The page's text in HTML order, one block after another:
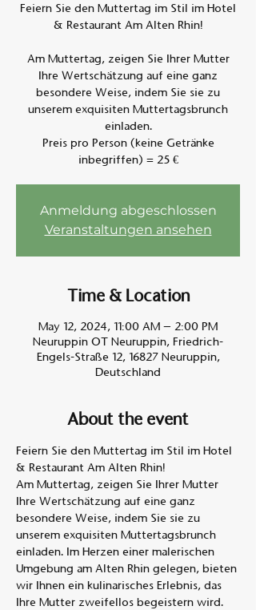
Feiern Sie den Muttertag im Stil im Hotel
& Restaurant Am Alten Rhin!
Am Muttertag, zeigen Sie Ihrer Mutter
Ihre Wertschätzung auf eine ganz
besondere Weise, indem Sie sie zu
unserem exquisiten Muttertagsbrunch
einladen.
Preis pro Person (keine Getränke
inbegriffen) = 25 €
Anmeldung abgeschlossen
Veranstaltungen ansehen
Time & Location
May 12, 2024, 11:00 AM – 2:00 PM
Neuruppin OT Neuruppin, Friedrich-
Engels-Straße 12, 16827 Neuruppin,
Deutschland
About the event
Feiern Sie den Muttertag im Stil im Hotel
& Restaurant Am Alten Rhin!
Am Muttertag, zeigen Sie Ihrer Mutter
Ihre Wertschätzung auf eine ganz
besondere Weise, indem Sie sie zu
unserem exquisiten Muttertagsbrunch
einladen. Im Herzen einer malerischen
Umgebung am Alten Rhin gelegen, bieten
wir Ihnen ein kulinarisches Erlebnis, das
Ihre Mutter zweifellos begeistern wird.